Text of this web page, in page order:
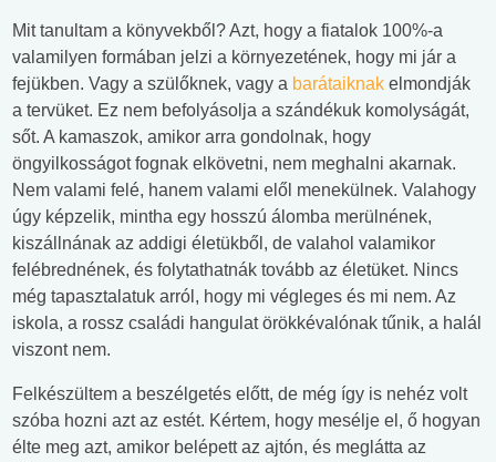
Mit tanultam a könyvekből? Azt, hogy a fiatalok 100%-a
valamilyen formában jelzi a környezetének, hogy mi jár a
fejükben. Vagy a szülőknek, vagy a barátaiknak elmondják
a tervüket. Ez nem befolyásolja a szándékuk komolyságát,
sőt. A kamaszok, amikor arra gondolnak, hogy
öngyilkosságot fognak elkövetni, nem meghalni akarnak.
Nem valami felé, hanem valami elől menekülnek. Valahogy
úgy képzelik, mintha egy hosszú álomba merülnének,
kiszállnának az addigi életükből, de valahol valamikor
felébrednének, és folytathatnák tovább az életüket. Nincs
még tapasztalatuk arról, hogy mi végleges és mi nem. Az
iskola, a rossz családi hangulat örökkévalónak tűnik, a halál
viszont nem.
Felkészültem a beszélgetés előtt, de még így is nehéz volt
szóba hozni azt az estét. Kértem, hogy mesélje el, ő hogyan
élte meg azt, amikor belépett az ajtón, és meglátta az